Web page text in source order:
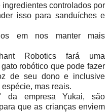
controlados por
isso para sanduíches e
em nos manter mais
Robotics fará uma
robótico que pode fazer
de seu dono e inclusive
mas reais.
da empresa Yukai, são
que as crianças enviem